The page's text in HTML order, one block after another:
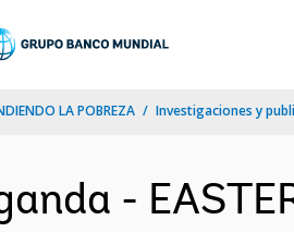
LA POBREZA Investigaciones y
-